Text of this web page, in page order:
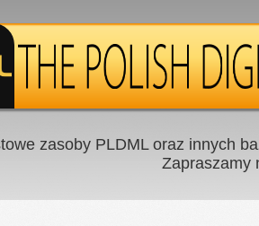
zasoby PLDML oraz innych
Zapraszamy